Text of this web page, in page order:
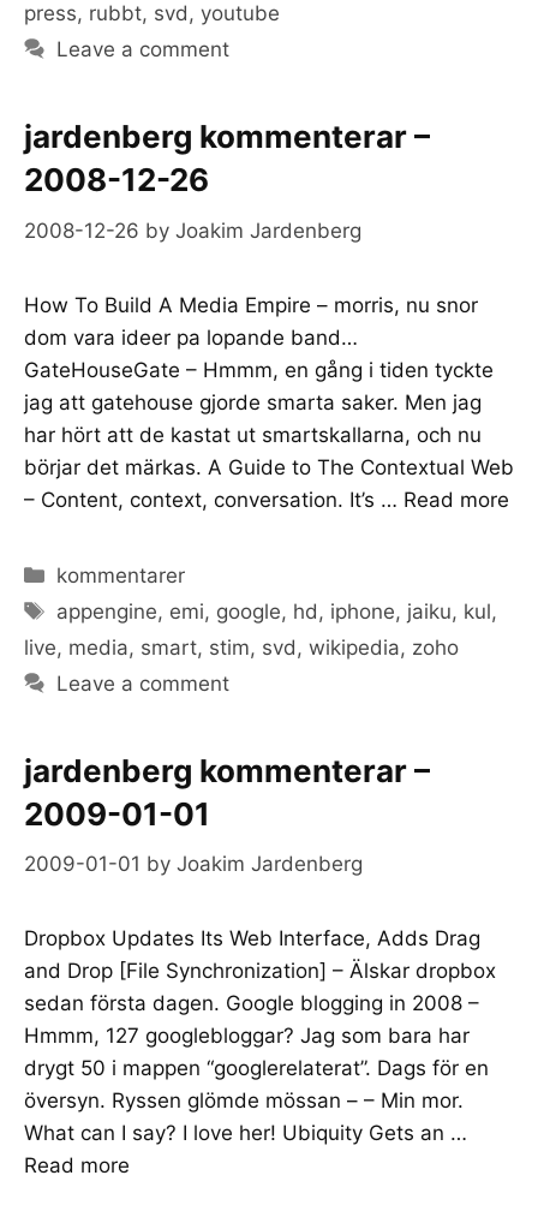
press, rubbt, svd, youtube
Leave a comment
jardenberg kommenterar –
2008-12-26
2008-12-26 by Joakim Jardenberg
How To Build A Media Empire – morris, nu snor
dom vara ideer pa lopande band…
GateHouseGate – Hmmm, en gång i tiden tyckte
jag att gatehouse gjorde smarta saker. Men jag
har hört att de kastat ut smartskallarna, och nu
börjar det märkas. A Guide to The Contextual Web
– Content, context, conversation. It’s … Read more
Categories
kommentarer
Tags
appengine, emi, google, hd , iphone, jaiku, kul,
live, media, smart, stim, svd , wikipedia, zoho
Leave a comment
jardenberg kommenterar –
2009-01-01
2009-01-01 by Joakim Jardenberg
Dropbox Updates Its Web Interface, Adds Drag
and Drop [File Synchronization] – Älskar dropbox
sedan första dagen. Google blogging in 2008 –
Hmmm, 127 googlebloggar? Jag som bara har
drygt 50 i mappen “googlerelaterat”. Dags för en
översyn. Ryssen glömde mössan – – Min mor.
What can I say? I love her! Ubiquity Gets an …
Read more